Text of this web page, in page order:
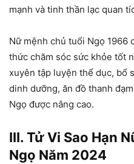
mạnh và tinh thần lạc quan
Nữ mệnh chủ tuổi Ngọ 1966
thức chăm sóc sức khỏe tốt
xuyên tập luyện thể dục, bổ
dinh dưỡng, ăn đồ thanh
Ngọ được nâng cao.
III. Tử Vi Sao Hạn
Ngọ Năm 2024